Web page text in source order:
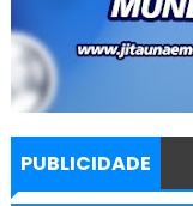
PUBLICIDADE